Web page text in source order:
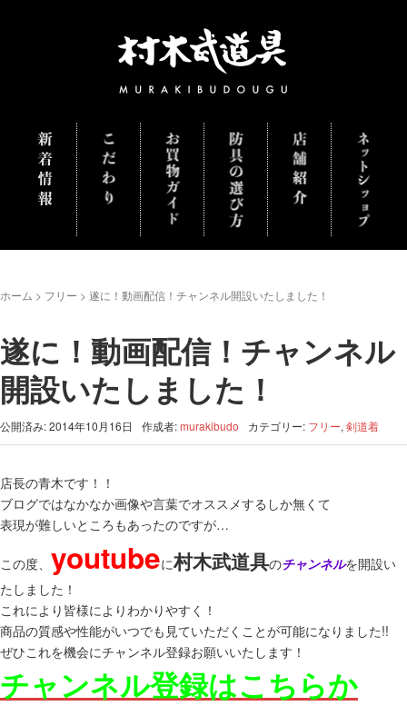
ホーム > フリー > 遂に！動画配信！チャンネル開設いたしました！
遂に！動画配信！チャンネル
開設いたしました！
公開済み: 2014年10月16日 作成者:murakibudo カテゴリー: フリー, 剣道着
店長の青木です！！
ブログではなかなか画像や言葉でオススメするしか無くて
表現が難しいところもあったのですが…
この度、 youtubeに村木武道具のチャンネルを開設い
たしました！
これにより皆様によりわかりやすく！
商品の質感や性能がいつでも見ていただくことが可能になりました!!
ぜひこれを機会にチャンネル登録お願いいたします！
チャンネル登録はこちらか